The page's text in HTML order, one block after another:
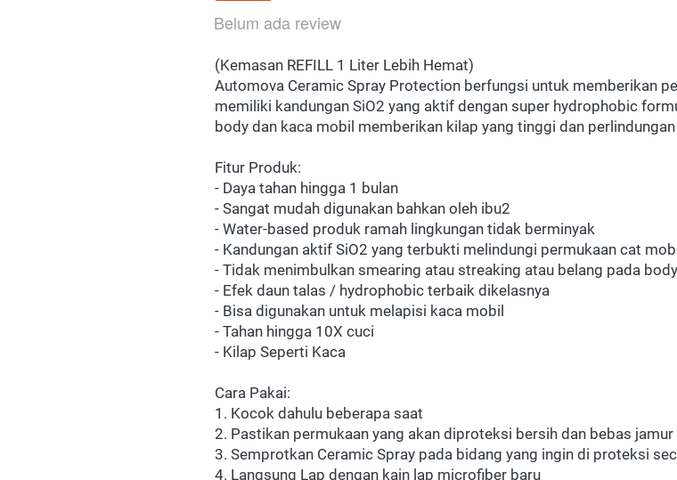
Belum ada review
(Kemasan REFILL 1 Liter Lebih Hemat)
Automova Ceramic Spray Protection berfungsi untuk memberikan
memiliki kandungan SiO2 yang aktif dengan super hydrophobic
body dan kaca mobil memberikan kilap yang tinggi dan
Fitur Produk:
- Daya tahan hingga 1 bulan
- Sangat mudah digunakan bahkan oleh ibu2
- Water-based produk ramah lingkungan tidak berminyak
- Kandungan aktif SiO2 yang terbukti melindungi permukaan cat
- Tidak menimbulkan smearing atau streaking atau belang pada
- Efek daun talas / hydrophobic terbaik dikelasnya
- Bisa digunakan untuk melapisi kaca mobil
- Tahan hingga 10X cuci
- Kilap Seperti Kaca
Cara Pakai:
1. Kocok dahulu beberapa saat
2. Pastikan permukaan yang akan diproteksi bersih dan bebas
3. Semprotkan Ceramic Spray pada bidang yang ingin di proteksi
4. Langsung Lap dengan kain lap microfiber baru